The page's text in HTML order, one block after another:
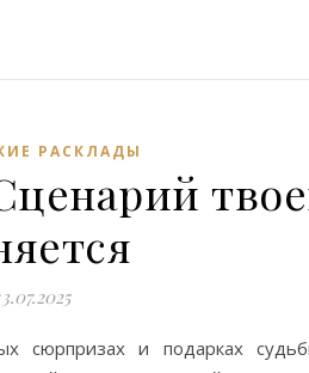
РАСКЛАДЫ
сюрпризах и подарках